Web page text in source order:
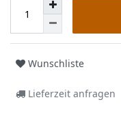
Wunschliste
Lieferzeit anfragen